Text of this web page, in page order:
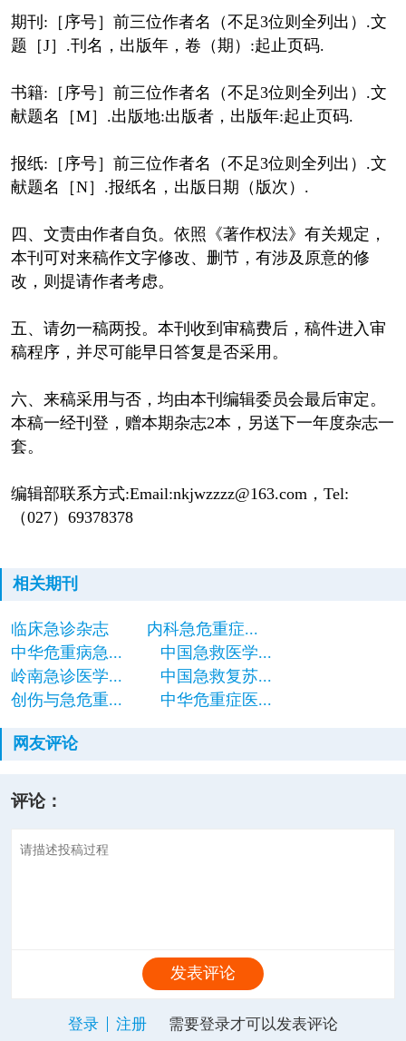
期刊:［序号］前三位作者名（不足3位则全列出）.文
题［J］.刊名，出版年，卷（期）:起止页码.
书籍:［序号］前三位作者名（不足3位则全列出）.文
献题名［M］.出版地:出版者，出版年:起止页码.
报纸:［序号］前三位作者名（不足3位则全列出）.文
献题名［N］.报纸名，出版日期（版次）.
四、文责由作者自负。依照《著作权法》有关规定，
本刊可对来稿作文字修改、删节，有涉及原意的修
改，则提请作者考虑。
五、请勿一稿两投。本刊收到审稿费后，稿件进入审
稿程序，并尽可能早日答复是否采用。
六、来稿采用与否，均由本刊编辑委员会最后审定。
本稿一经刊登，赠本期杂志2本，另送下一年度杂志一
套。
编辑部联系方式:Email:nkjwzzzz@163.com，Tel:
（027）69378378
相关期刊
临床急诊杂志
内科急危重症...
中华危重病急...
中国急救医学...
岭南急诊医学...
中国急救复苏...
创伤与急危重...
中华危重症医...
网友评论
评论：
发表评论
登录 注册 需要登录才可以发表评论